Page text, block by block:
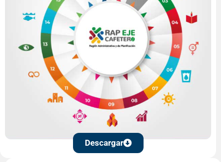
Descargar